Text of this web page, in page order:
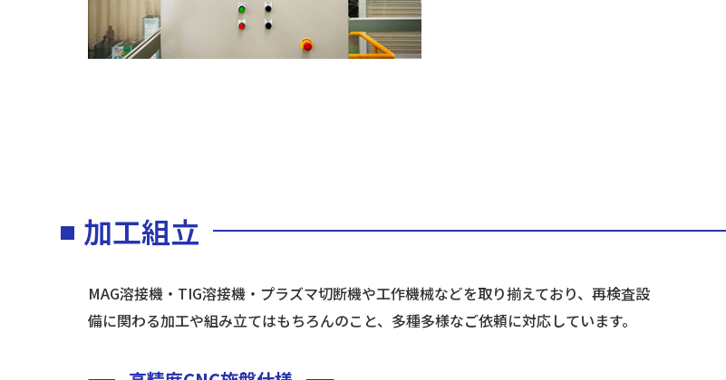
加工組立
MAG溶接機・TIG溶接機・プラズマ切断機や工作機械などを取り揃えており、再検査設
備に関わる加工や組み立てはもちろんのこと、多種多様なご依頼に対応しています。